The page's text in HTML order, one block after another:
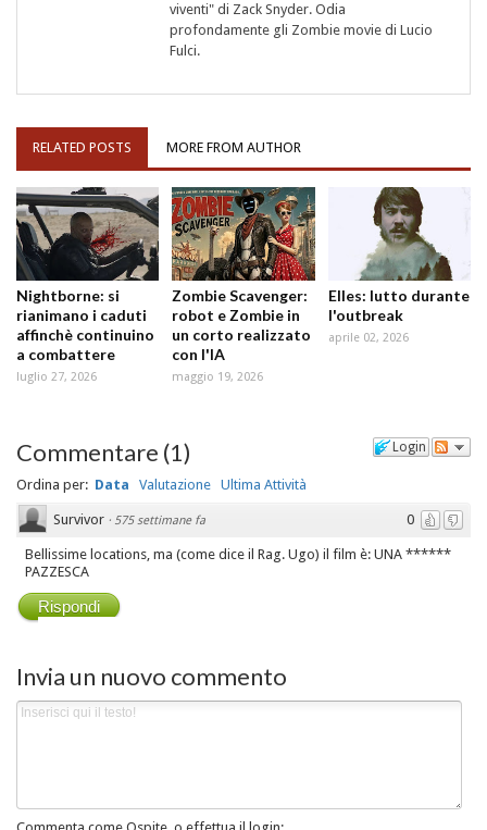
viventi" di Zack Snyder. Odia
profondamente gli Zombie movie di Lucio
Fulci.
RELATED POSTS MORE FROM AUTHOR
Nightborne: si
rianimano i caduti
affinchè continuino
a combattere
luglio 27, 2026
Zombie Scavenger:
robot e Zombie in
un corto realizzato
con l'IA
maggio 19, 2026
Elles: lutto durante
l'outbreak
aprile 02, 2026
Login
Commentare (1)
Ordina per: Data Valutazione Ultima Attività
0
Survivor · 575 settimane fa
Bellissime locations, ma (come dice il Rag. Ugo) il film è: UNA ******
PAZZESCA
Rispondi
Invia un nuovo commento